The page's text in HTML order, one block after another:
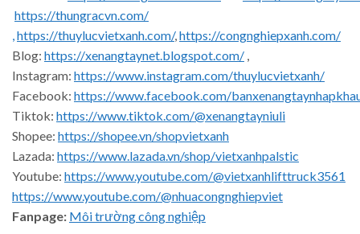
https://thungracvn.com/
,https://thuylucvietxanh.com/,https://congnghiepxanh.com/
Blog: https://xenangtaynet.blogspot.com/ ,
Instagram: https://www.instagram.com/thuylucvietxanh/
Facebook: https://www.facebook.com/
Tiktok: https://www.tiktok.com/@xenangtayniuli
Shopee: https://shopee.vn/shopvietxanh
Lazada: https://www.lazada.vn/shop/vietxanhpalstic
Youtube: https://www.youtube.com/@vietxanhlifttruck3561
https://www.youtube.com/@nhuacongnghiepviet
Fanpage: Môi trường công nghiệp